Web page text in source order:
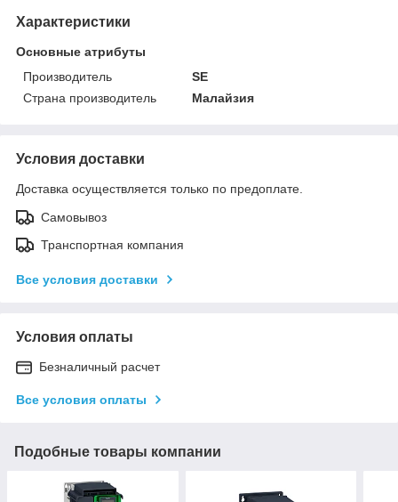
Характеристики
Основные атрибуты
Производитель
SE
Страна производитель
Малайзия
Условия доставки
Доставка осуществляется только по предоплате.
Самовывоз
Транспортная компания
Все условия доставки
Условия оплаты
Безналичный расчет
Все условия оплаты
Подобные товары компании